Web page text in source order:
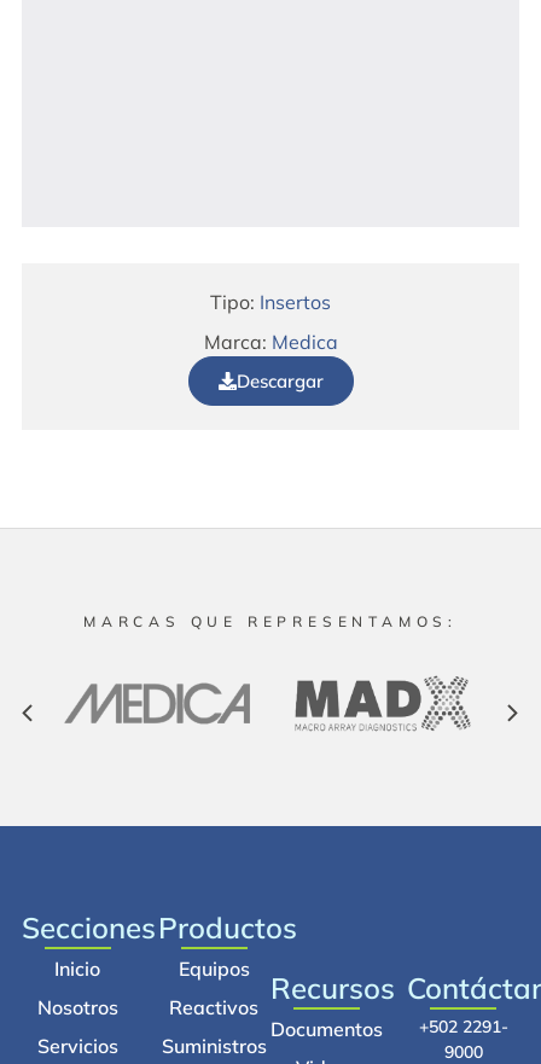
Tipo: Insertos
Marca: Medica
Descargar
MARCAS QUE REPRESENTAMOS:
Secciones
Inicio
Nosotros
Servicios
Productos
Equipos
Reactivos
Suministros
Recursos
Documentos
+502 2291-
9000